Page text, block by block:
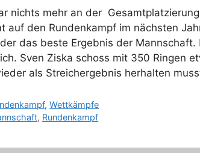
nichts mehr an der
auf den Rundenkampf im nächsten
das beste Ergebnis der Mannschaft.
Sven Ziska schoss mit 350 Ringen
als Streichergebnis herhalten
,Wettkämpfe
, Rundenkampf